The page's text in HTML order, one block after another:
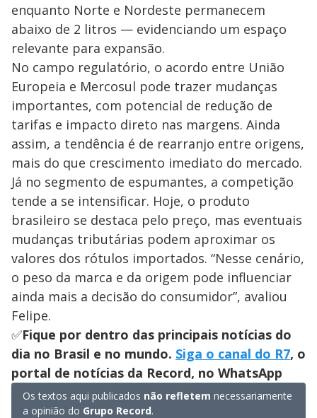
enquanto Norte e Nordeste permanecem
abaixo de 2 litros — evidenciando um espaço
relevante para expansão.
No campo regulatório, o acordo entre União
Europeia e Mercosul pode trazer mudanças
importantes, com potencial de redução de
tarifas e impacto direto nas margens. Ainda
assim, a tendência é de rearranjo entre origens,
mais do que crescimento imediato do mercado.
Já no segmento de espumantes, a competição
tende a se intensificar. Hoje, o produto
brasileiro se destaca pelo preço, mas eventuais
mudanças tributárias podem aproximar os
valores dos rótulos importados. “Nesse cenário,
o peso da marca e da origem pode influenciar
ainda mais a decisão do consumidor”, avaliou
Felipe.
✅Fique por dentro das principais notícias do
dia no Brasil e no mundo. Siga o canal do R7, o
portal de notícias da Record, no WhatsApp
Os textos aqui publicados não refletem necessariamente
a opinião do Grupo Record.